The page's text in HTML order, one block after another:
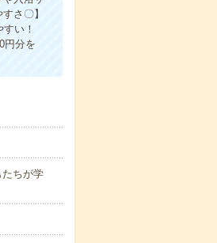
さ〇】
い！
円分を
ちが学